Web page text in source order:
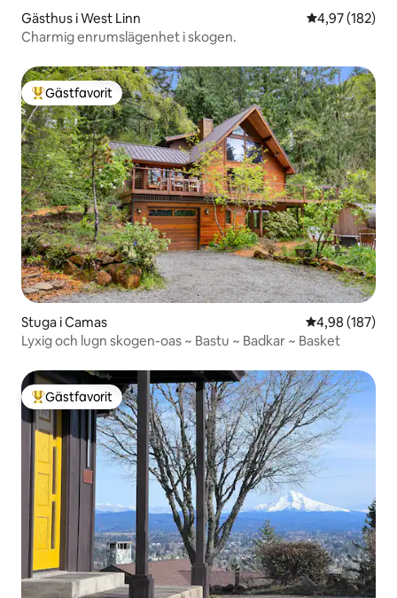
Gästhus i West Linn 4,97 av 5 i
4,97 (182)
Charmig enrumslägenhet i skogen.
Populär gästfavorit
Gästfavorit
Stuga i Camas 4,98 av 5 i
4,98 (187)
Lyxig och lugn skogen-oas ~ Bastu ~ Badkar ~ Basket
Populär gästfavorit
Gästfavorit